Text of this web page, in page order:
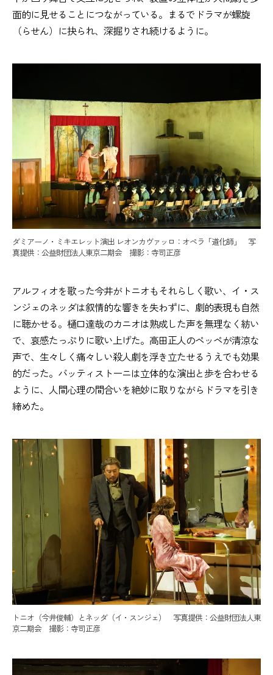
面的に見せることにつながっている。まるでドラマが螺旋
（らせん）に抉られ、深掘りされ続けるように。
ダミアーノ・ミキエレット演出 レオンカヴァッロ：オペラ「道化師」 写
真提供：公益財団法人東京二期会 撮影：寺司正彦
アルフィオを歌った今井がトニオもそれらしく歌い、イ・ス
ンジェのネッダは叙情的な響きを失わずに、劇的表現も自然
に聴かせる。樋口達哉のカニオは熟成した声を無理なく紡い
で、哀感たっぷりに歌い上げた。高田正人のペッペが清涼な
声で、生々しく痛々しい殺人劇を浮き立たせるうえでも効果
的だった。バッティストーニは立体的な演出と歩を合わせる
ように、人間心理の間合いを絶妙に取りながらドラマを引き
締めた。
トニオ（今井俊輔）とネッダ（イ・スンジェ） 写真提供：公益財団法人東
京二期会 撮影：寺司正彦